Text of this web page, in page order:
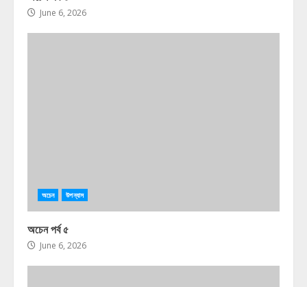
June 6, 2026
অচেন উপন্যাস
অচেন পর্ব ৫
June 6, 2026